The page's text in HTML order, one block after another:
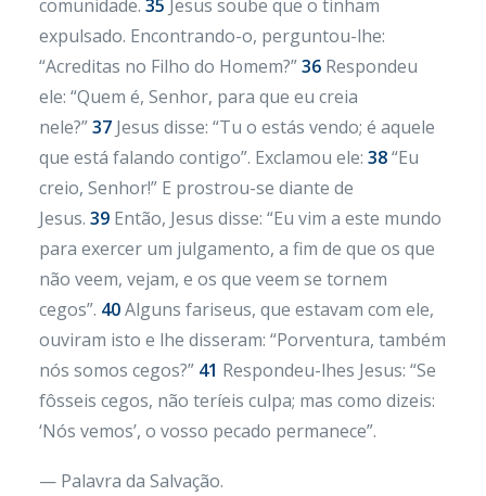
comunidade. 35 Jesus soube que o tinham
expulsado. Encontrando-o, perguntou-lhe:
“Acreditas no Filho do Homem?”36 Respondeu
ele: “Quem é, Senhor, para que eu creia
nele?”37 Jesus disse: “Tu o estás vendo; é aquele
que está falando contigo”. Exclamou ele: 38“Eu
creio, Senhor!” E prostrou-se diante de
Jesus. 39 Então, Jesus disse: “Eu vim a este mundo
para exercer um julgamento, a fim de que os que
não veem, vejam, e os que veem se tornem
cegos”. 40Alguns fariseus, que estavam com ele,
ouviram isto e lhe disseram: “Porventura, também
nós somos cegos?” 41 Respondeu-lhes Jesus: “Se
fôsseis cegos, não teríeis culpa; mas como dizeis:
‘Nós vemos’, o vosso pecado permanece”.
— Palavra da Salvação.